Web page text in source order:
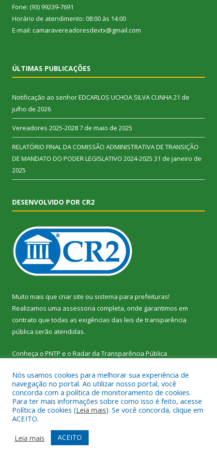
Fone: (93) 99239-7691
Horário de atendimento: 08:00 às 14:00
E-mail: camaravereadoresdevtx@gmail.com
ÚLTIMAS PUBLICAÇÕES
Notificação ao senhor EDCARLOS UCHOA SILVA CUNHA21 de
julho de 2026
Vereadores 2025-20287 de maio de 2025
RELATÓRIO FINAL DA COMISSÃO ADMINISTRATIVA DE TRANSIÇÃO
DE MANDATO DO PODER LEGISLATIVO 2024-2025 31 de janeiro de
2025
DESENVOLVIDO POR CR2
Muito mais que criar site ou sistema para prefeituras!
Realizamos uma assessoria completa, onde garantimos em
contrato que todas as exigências das leis de transparência
pública serão atendidas.
Conheça o PNTP e o Radar da Transparência Pública
Todos os direitos reservados a Câmara Municipal de Vitória do
Xingu.
Mapa do Site
Acessar Área Administrativa
Acessar Webmail
Nós usamos cookies para melhorar sua experiência de
navegação no portal. Ao utilizar nosso portal, você
concorda com a política de monitoramento de cookies.
Para ter mais informações sobre como isso é feito, acesse
Política de cookies (Leia mais). Se você concorda, clique em
ACEITO.
Leia mais
ACEITO